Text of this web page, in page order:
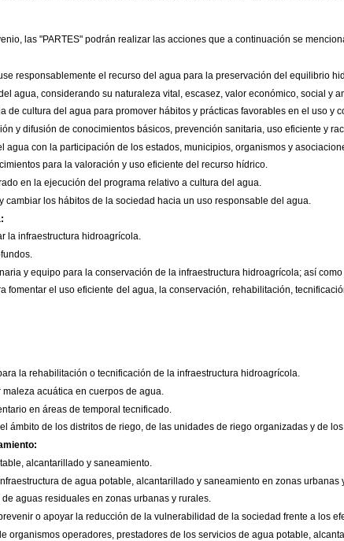
las"PARTES" podrán realizar las acciones que a continuación se
responsablemente el recurso del agua para la preservación del equilibrio
agua, considerando su naturaleza vital, escasez, valor económico, social y
de cultura del agua para promover hábitos y prácticas favorables en el uso y
y difusión de conocimientos básicos, prevención sanitaria, uso eficiente y
agua con la participación de los estados, municipios, organismos y
para la valoración y uso eficiente del recurso hídrico.
en la ejecución del programa relativo a cultura del agua.
cambiar los hábitos de la sociedad hacia un uso responsable del agua.
la infraestructura hidroagrícola.
y equipo para la conservación de la infraestructura hidroagrícola; así
fomentar el uso eficiente del agua, la conservación, rehabilitación,
la rehabilitación o tecnificación de la infraestructura hidroagrícola.
acuática en cuerpos de agua.
en áreas de temporal tecnificado.
ámbito de los distritos de riego, de las unidades de riego organizadas y de
alcantarillado y saneamiento.
de agua potable, alcantarillado y saneamiento en zonas urbanas
aguas residuales en zonas urbanas y rurales.
o apoyar la reducción de la vulnerabilidad de la sociedad frente a los
organismos operadores, prestadores de los servicios de agua potable,